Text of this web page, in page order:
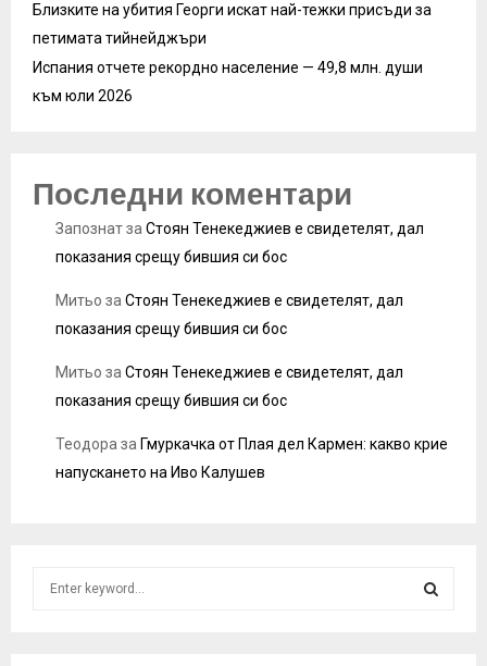
Близките на убития Георги искат най-тежки присъди за
петимата тийнейджъри
Испания отчете рекордно население — 49,8 млн. души
към юли 2026
Последни коментари
ЗапознатзаСтоян Тенекеджиев е свидетелят, дал
показания срещу бившия си бос
Митьо заСтоян Тенекеджиев е свидетелят, дал
показания срещу бившия си бос
Митьо заСтоян Тенекеджиев е свидетелят, дал
показания срещу бившия си бос
Теодораза Гмуркачка от Плая дел Кармен: какво крие
напускането на Иво Калушев